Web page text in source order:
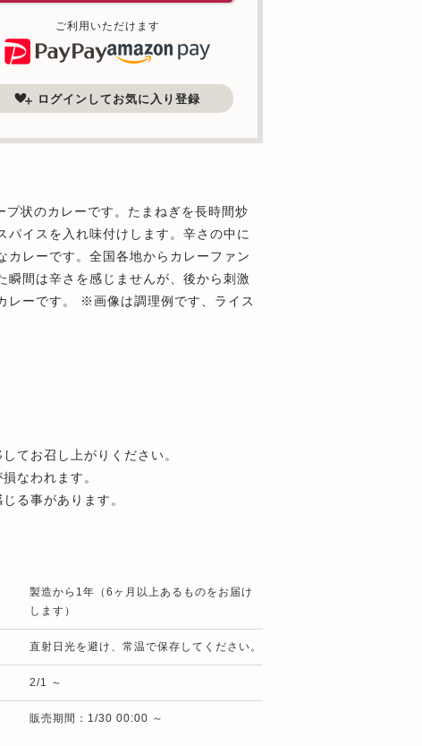
ご利用いただけます
ログインしてお気に入り登録
プ状のカレーです。たまねぎを長時間炒
イスを入れ味付けします。辛さの中に
カレーです。全国各地からカレーファン
間は辛さを感じませんが、後から刺激
レーです。 ※画像は調理例です、ライス
てお召し上がりください。
なわれます。
る事があります。
製造から1年（6ヶ月以上あるものをお届け
します）
直射日光を避け、常温で保存してください。
2/1 ～
販売期間：1/30 00:00 ～